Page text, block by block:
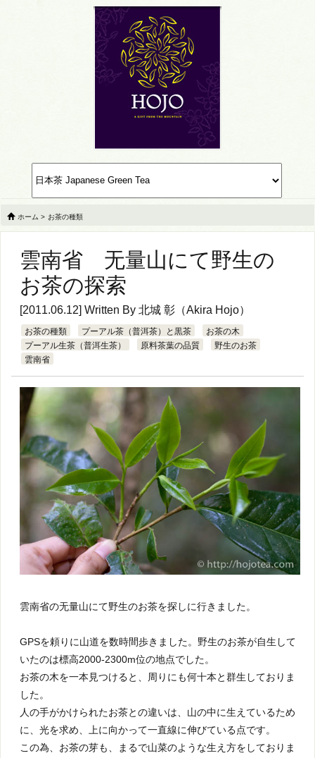
ホーム > お茶の種類
雲南省 无量山にて野生の
お茶の探索
[2011.06.12] Written By 北城 彰（Akira Hojo）
お茶の種類 プーアル茶（普洱茶）と黒茶
お茶の木
プーアル生茶（普洱生茶）
原料茶葉の品質
野生のお茶
雲南省
雲南省の无量山にて野生のお茶を探しに行きました。
GPSを頼りに山道を数時間歩きました。野生のお茶が自生して
いたのは標高2000-2300m位の地点でした。
お茶の木を一本見つけると、周りにも何十本と群生しておりま
した。
人の手がかけられたお茶との違いは、山の中に生えているため
に、光を求め、上に向かって一直線に伸びている点です。
この為、お茶の芽も、まるで山菜のような生え方をしておりま